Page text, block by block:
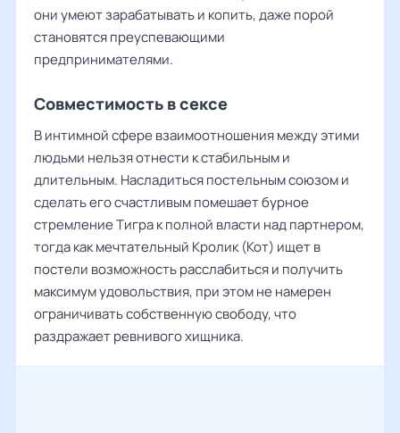
они умеют зарабатывать и копить, даже порой
становятся преуспевающими
предпринимателями.
Совместимость в сексе
В интимной сфере взаимоотношения между этими
людьми нельзя отнести к стабильным и
длительным. Насладиться постельным союзом и
сделать его счастливым помешает бурное
стремление Тигра к полной власти над партнером,
тогда как мечтательный Кролик (Кот) ищет в
постели возможность расслабиться и получить
максимум удовольствия, при этом не намерен
ограничивать собственную свободу, что
раздражает ревнивого хищника.